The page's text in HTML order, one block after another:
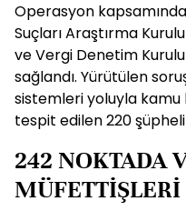
Operasyon
Suçları Araştırma
ve Vergi Denetim
sağlandı. Yürütülen
sistemleri yoluyla kamu
tespit edilen 220 şüpheli
242 NOKTADA